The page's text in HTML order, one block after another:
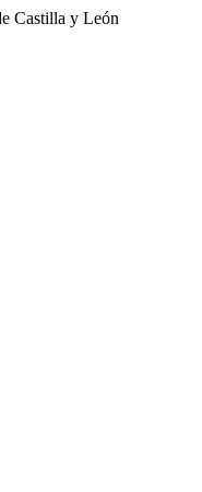
Castilla y León